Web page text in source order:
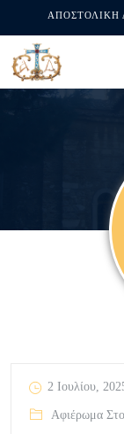
ΑΠΟΣΤΟΛΙΚΗ
2 Ιουλίου,
Αφιέρωμα